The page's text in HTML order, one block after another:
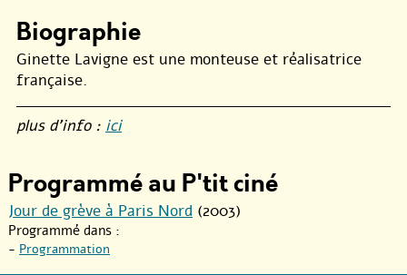
Biographie
Ginette Lavigne est une monteuse et réalisatrice
française.
plus d’info : ici
Programmé au P'tit ciné
Jour de grève à Paris Nord (2003)
Programmé dans :
- Programmation